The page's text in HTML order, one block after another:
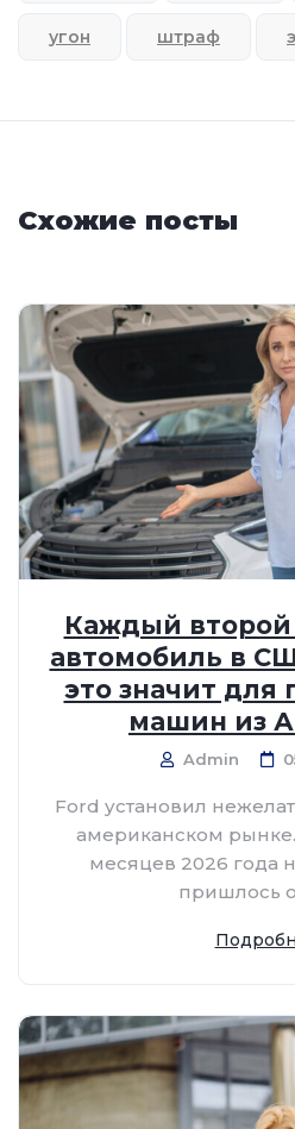
угон штраф
Схожие посты
Каждый второй
автомобиль в
это значит для
машин из
Admin
Ford установил
американском
месяцев 2026 года
пришлось